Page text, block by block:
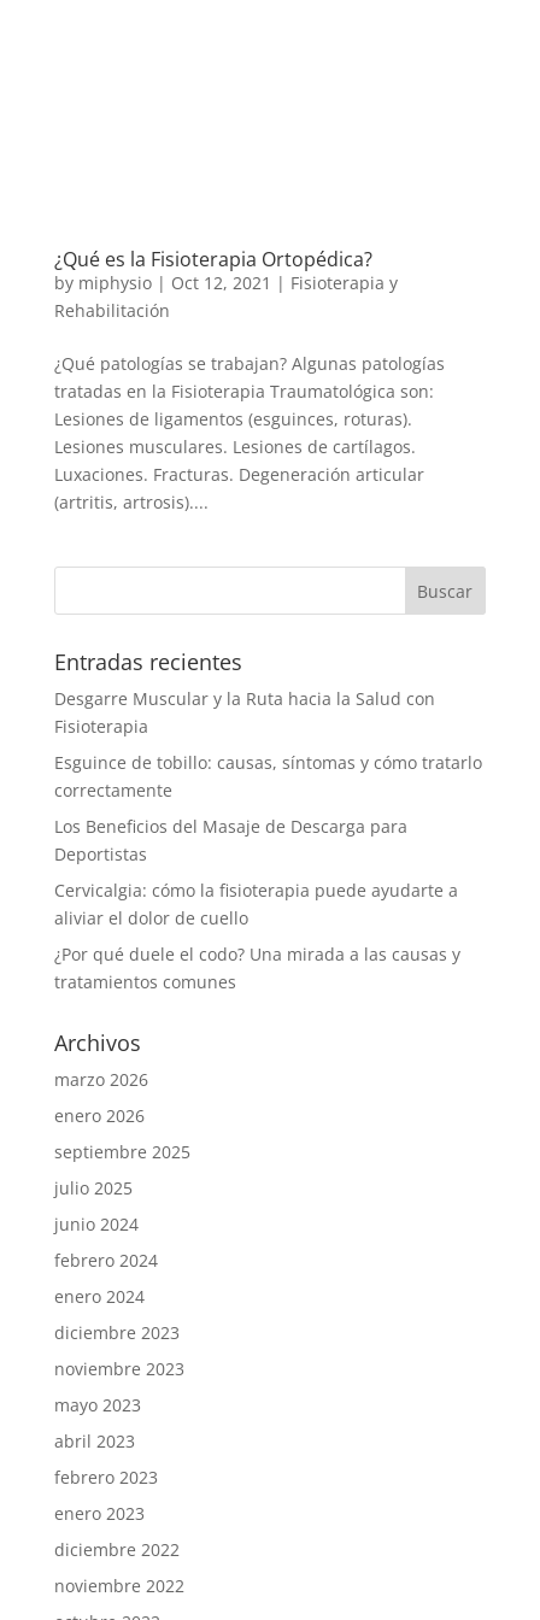
¿Qué es la Fisioterapia Ortopédica?
by miphysio| Oct 12, 2021 | Fisioterapia y
Rehabilitación
¿Qué patologías se trabajan? Algunas patologías
tratadas en la Fisioterapia Traumatológica son:
Lesiones de ligamentos (esguinces, roturas).
Lesiones musculares. Lesiones de cartílagos.
Luxaciones. Fracturas. Degeneración articular
(artritis, artrosis)....
Entradas recientes
Desgarre Muscular y la Ruta hacia la Salud con
Fisioterapia
Esguince de tobillo: causas, síntomas y cómo tratarlo
correctamente
Los Beneficios del Masaje de Descarga para
Deportistas
Cervicalgia: cómo la fisioterapia puede ayudarte a
aliviar el dolor de cuello
¿Por qué duele el codo? Una mirada a las causas y
tratamientos comunes
Archivos
marzo 2026
enero 2026
septiembre 2025
julio 2025
junio 2024
febrero 2024
enero 2024
diciembre 2023
noviembre 2023
mayo 2023
abril 2023
febrero 2023
enero 2023
diciembre 2022
noviembre 2022